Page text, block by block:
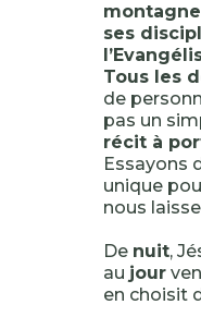
ses
Tous les
de
pas un
récit à
Essayons
unique
nous
De nuit,
au jour
en choisit